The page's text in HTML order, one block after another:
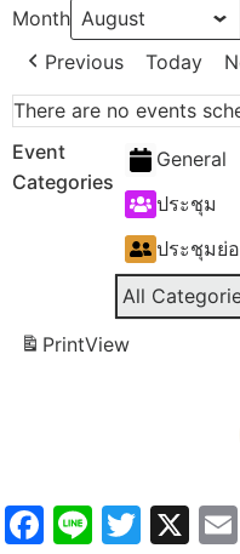
Month
Previous
Today
There are no events
Event
Categories
General
ประชุม
ประชุมย่
All
PrintView
Facebook
Line X